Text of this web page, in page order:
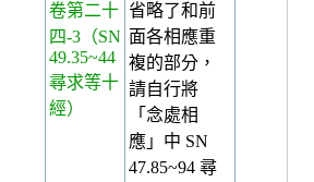
卷第二十
四-3 （SN
49.35~44
尋求等十
經）
省略了和前
面各相應重
複的部分，
請自行將
「念處相
應」中 SN
47.85~94 尋